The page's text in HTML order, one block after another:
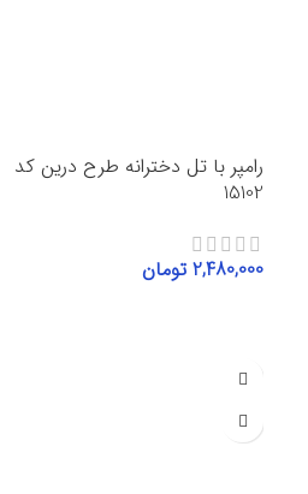
رامپر با تل دخترانه طرح درین کد
15102
2,480,000 تومان